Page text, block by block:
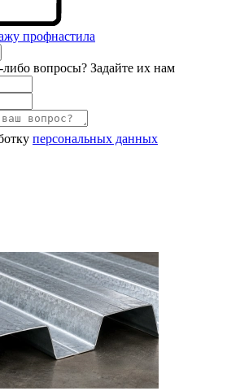
профнастила
либо вопросы? Задайте их нам
персональных данных